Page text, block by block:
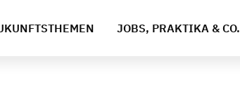
JOBS, PRAKTIKA & CO.